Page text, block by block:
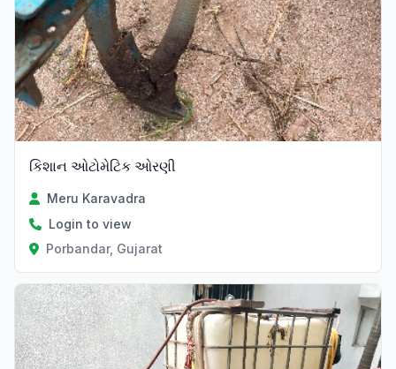
કિશાન ઓટોમેટિક ઓરણી
Meru Karavadra
Login to view
Porbandar, Gujarat